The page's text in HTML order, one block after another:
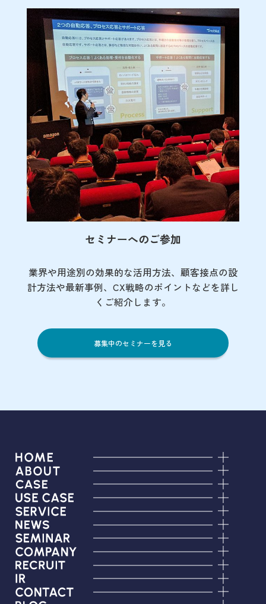
セミナーへのご参加
業界や用途別の効果的な活用方法、顧客接点の設
計方法や最新事例、CX戦略のポイントなどを詳し
くご紹介します。
募集中のセミナーを見る